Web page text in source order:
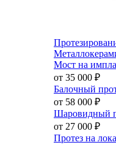
Мост на
от 35 000 ₽
Балочный
от 58 000 ₽
Шаровидный
от 27 000 ₽
Протез на